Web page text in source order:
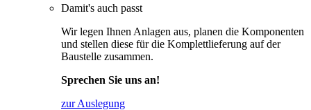
Damit's auch passt
Wir legen Ihnen Anlagen aus, planen die Komponenten
und stellen diese für die Komplettlieferung auf der
Baustelle zusammen.
Sprechen Sie uns an!
zur Auslegung